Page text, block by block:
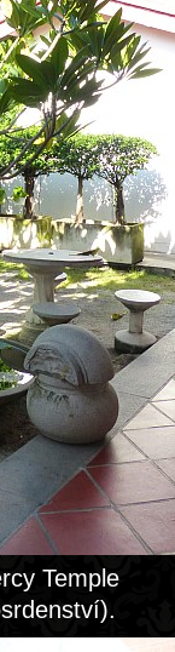
Temple